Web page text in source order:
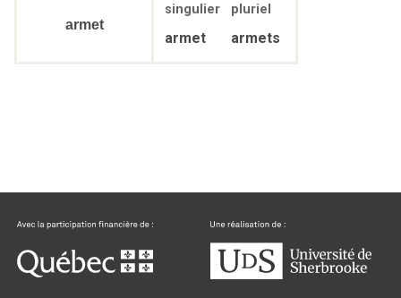
armet
singulier pluriel
armet armets